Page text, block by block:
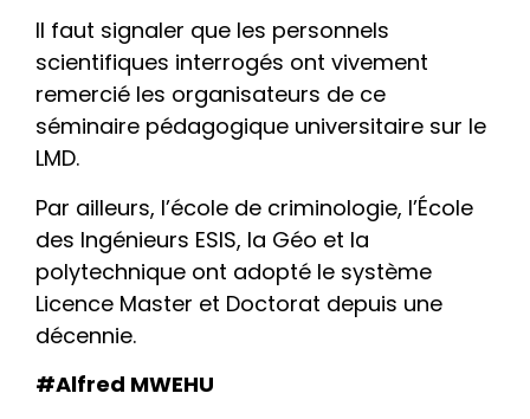
Il faut signaler que les personnels
scientifiques interrogés ont vivement
remercié les organisateurs de ce
séminaire pédagogique universitaire sur le
LMD.
Par ailleurs, l’école de criminologie, l’École
des Ingénieurs ESIS, la Géo et la
polytechnique ont adopté le système
Licence Master et Doctorat depuis une
décennie.
#Alfred MWEHU